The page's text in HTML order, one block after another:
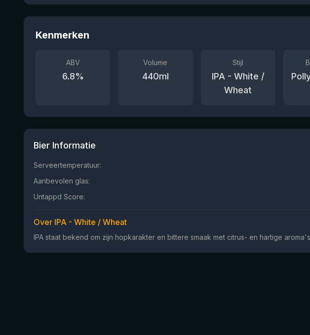
Kenmerken
ABV
6.8%
Volume
440ml
Stijl
IPA - White /
Wheat
Bier Informatie
Serveertemperatuur:
Aanbevolen glas:
Untappd Score:
Over IPA - White / Wheat
IPA staat bekend om zijn hopkarakter en bittere smaak met citrus- en hartige